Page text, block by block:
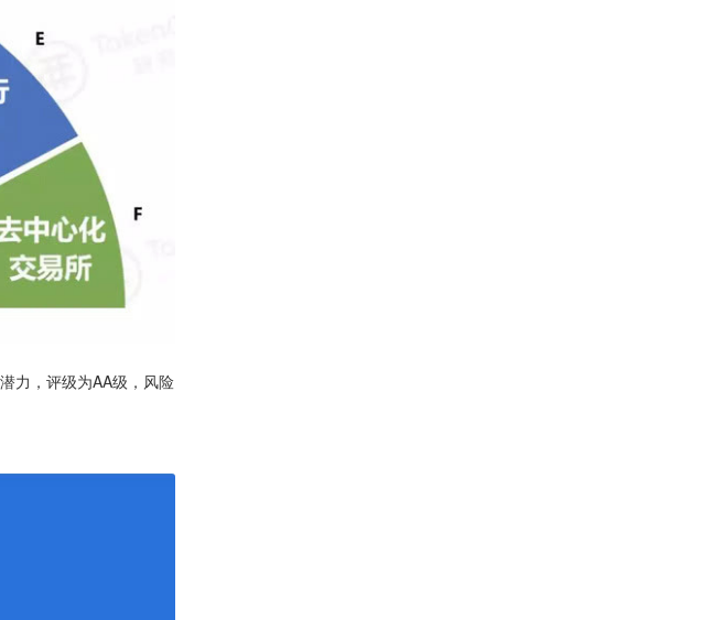
力，评级为AA级，风险